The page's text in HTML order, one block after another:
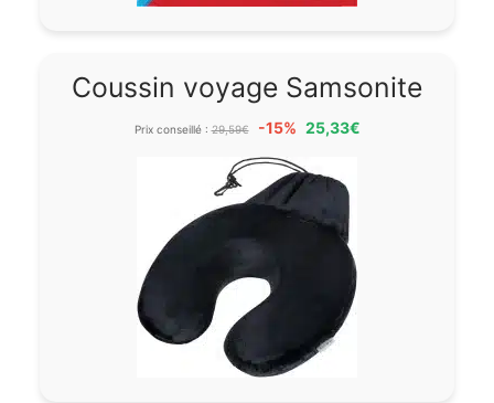
Coussin voyage Samsonite
Prix conseillé :29,59€ -15% 25,33€